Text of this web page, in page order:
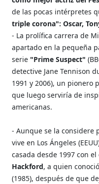
de las pocas intérpretes
triple corona": Oscar,
- La prolífica carrera de
apartado en la pequeña
serie "Prime Suspect"
detective Jane Tennison
1991 y 2006), un pionero
que luego serviría de
americanas.
- Aunque se la considere
vive en Los Ángeles
casada desde 1997 con
Hackford, a quien
(1985), después de que